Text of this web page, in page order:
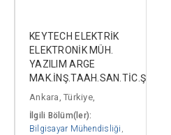
KEYTECH ELEKTRİK
ELEKTRONİK MÜH.
YAZILIM ARGE
Ankara, Türkiye,
İlgili Bölüm(ler):
Bilgisayar Mühendisliği ,